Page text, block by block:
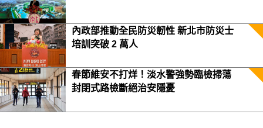
內政部推動全民防災韌性 新北市防災士
培訓突破 2 萬人
春節維安不打烊！淡水警強勢臨檢掃蕩
封閉式路檢斷絕治安隱憂